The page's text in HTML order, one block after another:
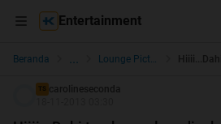
Entertainment
Beranda ... Lounge Pictures
TS carolineseconda